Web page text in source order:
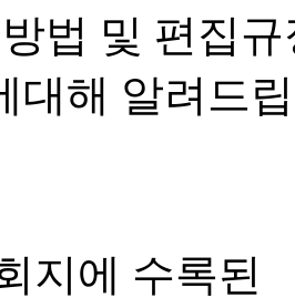
법 및 편집규
대해 알려드
지에 수록된